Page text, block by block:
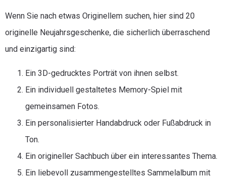
Wenn Sie nach etwas Originellem suchen, hier sind 20
originelle Neujahrsgeschenke, die sicherlich überraschend
und einzigartig sind:
Ein 3D-gedrucktes Porträt von ihnen selbst.
Ein individuell gestaltetes Memory-Spiel mit
gemeinsamen Fotos.
Ein personalisierter Handabdruck oder Fußabdruck in
Ton.
Ein origineller Sachbuch über ein interessantes Thema.
Ein liebevoll zusammengestelltes Sammelalbum mit